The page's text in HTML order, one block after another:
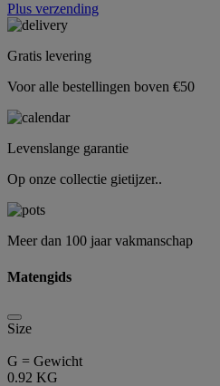
Plus verzending
Gratis levering
Voor alle bestellingen boven €50
Levenslange garantie
Op onze collectie gietijzer..
Meer dan 100 jaar vakmanschap
Matengids
Size
G = Gewicht
0.92 KG